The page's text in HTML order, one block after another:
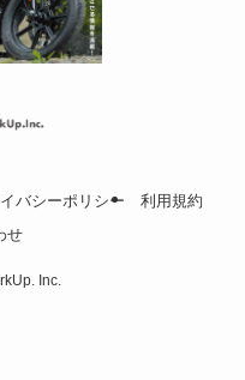
バシーポリシー
利用規約
せ
Inc.